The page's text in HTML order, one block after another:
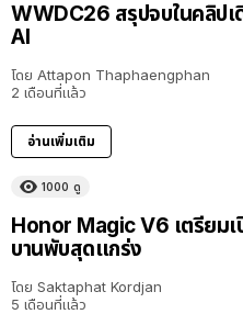
WWDC26 สรุปจบในคลิปเ
AI
โดย Attapon Thaphaengphan
2 เดือนที่แล้ว
อ่านเพิ่มเติม
1000 ดู
Honor Magic V6 เตรียม
บานพับสุดแกร่ง
โดย Saktaphat Kordjan
5 เดือนที่แล้ว